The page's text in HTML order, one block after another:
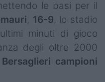
le basi per il
, 16-9, lo stadio
minuti di gioco
degli oltre 2000
Bersaglieri campioni